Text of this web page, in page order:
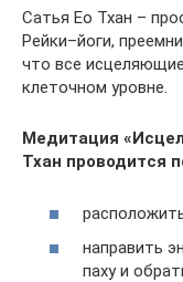
Сатья Ео Тхан –
Рейки–йоги,
что все
клеточном уровне.
Медитация
Тхан проводится
направить
паху и